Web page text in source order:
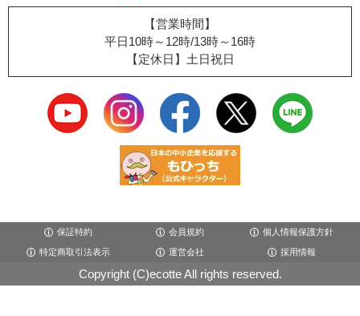
【営業時間】
平日10時～12時/13時～16時
【定休日】土日祝日
保証特約 会員規約 個人情報保護方針
特定商取引法表示 運営会社 採用情報
Copyright (C)ecotte All rights reserved.